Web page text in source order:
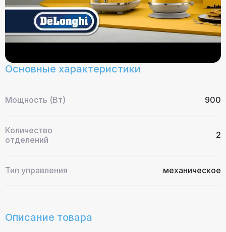
Основные характеристики
Мощность (Вт) 900
Количество
отделений
2
Тип управления механическое
Описание товара